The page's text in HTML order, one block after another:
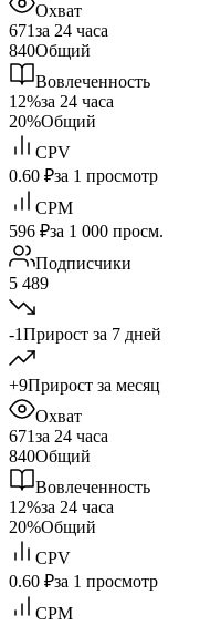
Охват
671за 24 часа
840Общий
Вовлеченность
12%за 24 часа
20%Общий
CPV
0.60 ₽за 1 просмотр
CPM
596 ₽за 1 000 просм.
Подписчики
5 489
-1Прирост за 7 дней
+9Прирост за месяц
Охват
671за 24 часа
840Общий
Вовлеченность
12%за 24 часа
20%Общий
CPV
0.60 ₽за 1 просмотр
CPM